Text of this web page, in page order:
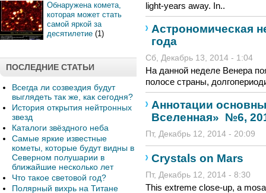
Обнаружена комета,
которая может стать
самой яркой за
десятилетие (1)
ПОСЛЕДНИЕ СТАТЬИ
Всегда ли созвездия будут
выглядеть так же, как сегодня?
История открытия нейтронных
звезд
Каталоги звёздного неба
Самые яркие известные
кометы, которые будут видны в
Северном полушарии в
ближайшие несколько лет
Что такое световой год?
Полярный вихрь на Титане
light-years away. In..
Астрономическая
года
Сб, Декабрь 13, 2014 - 1:04
На данной неделе Венера
полосе страны,
Аннотации
Вселенная» №6,
Пт, Декабрь 12, 2014 - 20:09
Crystals on Mars
Пт, Декабрь 12, 2014 - 8:30
This extreme close-up, a